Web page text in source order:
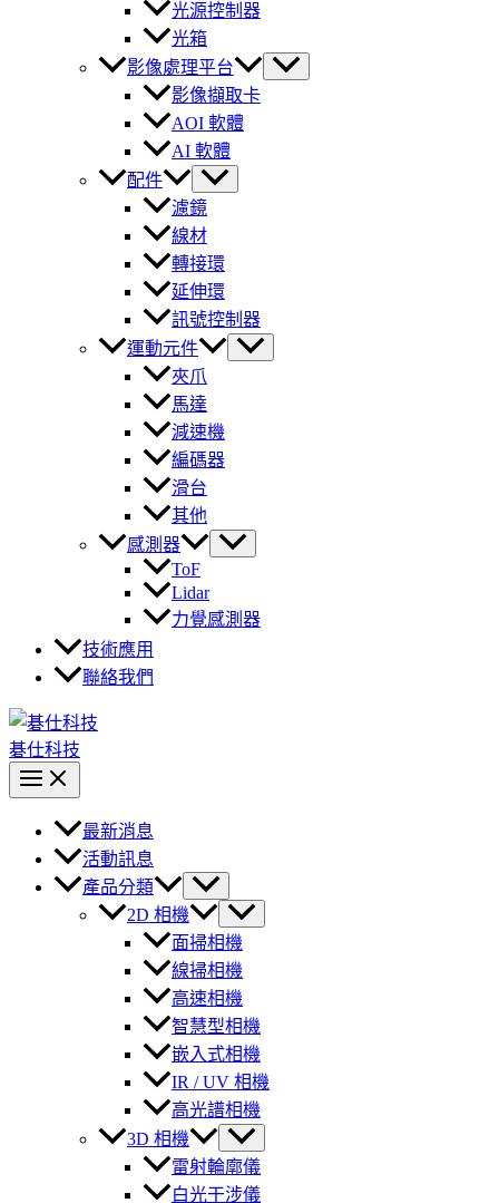
光源控制器
光箱
影像處理平台
影像擷取卡
AOI 軟體
AI 軟體
配件
濾鏡
線材
轉接環
延伸環
訊號控制器
運動元件
夾爪
馬達
減速機
編碼器
滑台
其他
感測器
ToF
Lidar
力覺感測器
技術應用
聯絡我們
碁仕科技
最新消息
活動訊息
產品分類
2D 相機
面掃相機
線掃相機
高速相機
智慧型相機
嵌入式相機
IR / UV 相機
高光譜相機
3D 相機
雷射輪廓儀
白光干涉儀